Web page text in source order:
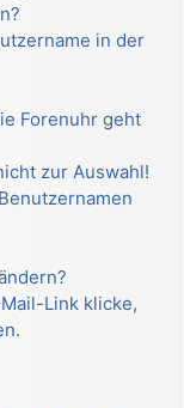
in der
Forenuhr geht
zur Auswahl!
Link klicke,